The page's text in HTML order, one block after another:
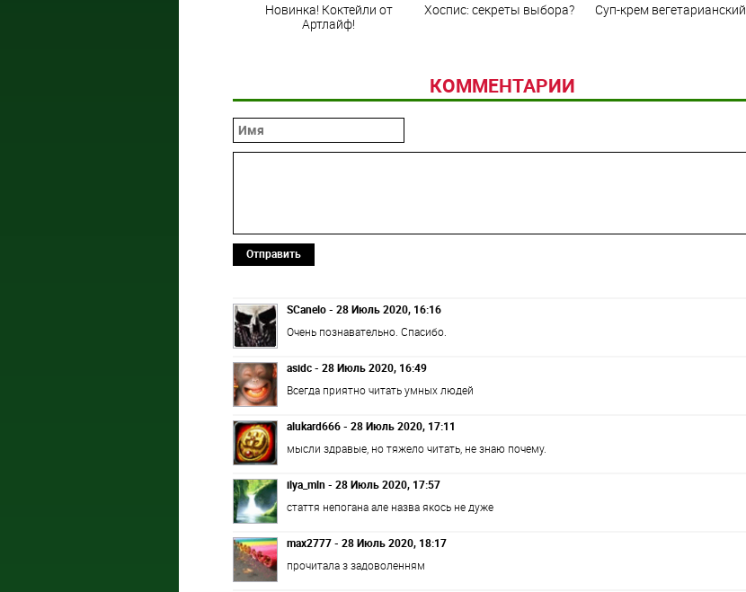
Новинка! Коктейли от
Артлайф!
Хоспис: секреты выбора? Суп-крем вегетарианский
КОММЕНТАРИИ
Отправить
SCanelo - 28 Июль 2020, 16:16
Очень познавательно. Спасибо.
asidc - 28 Июль 2020, 16:49
Всегда приятно читать умных людей
alukard666 - 28 Июль 2020, 17:11
мысли здравые, но тяжело читать, не знаю почему.
ilya_mln - 28 Июль 2020, 17:57
стаття непогана але назва якось не дуже
max2777 - 28 Июль 2020, 18:17
прочитала з задоволенням